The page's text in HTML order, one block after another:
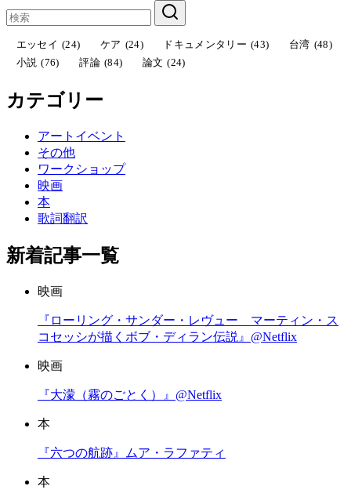
エッセイ (24) ケア (24) ドキュメンタリー (43) 台湾 (48)
小説 (76) 評論 (84) 論文 (24)
カテゴリー
アートイベント
その他
ワークショップ
映画
本
歌詞翻訳
新着記事一覧
映画
『ローリング・サンダー・レヴュー マーティン・ス
コセッシが描くボブ・ディラン伝説』@Netflix
映画
『大濛（霧のごとく）』@Netflix
本
『六つの航跡』ムア・ラファティ
本